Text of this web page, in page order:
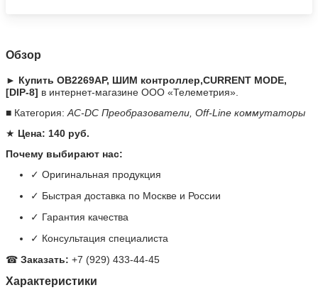
Обзор
► Купить OB2269AP, ШИМ контроллер,CURRENT MODE,
[DIP-8] в интернет-магазине ООО «Телеметрия».
■ Категория:AC-DC Преобразователи, Off-Line коммутаторы
★ Цена: 140 руб.
Почему выбирают нас:
✓ Оригинальная продукция
✓ Быстрая доставка по Москве и России
✓ Гарантия качества
✓ Консультация специалиста
☎Заказать: +7 (929) 433-44-45
Характеристики